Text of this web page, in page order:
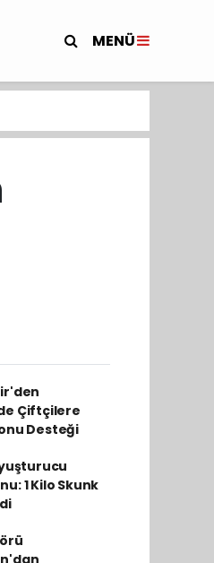
MENÜ
Çiftçilere
Desteği
1 Kilo Skunk